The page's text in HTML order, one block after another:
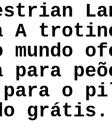
A
mundo
para
o
grátis.